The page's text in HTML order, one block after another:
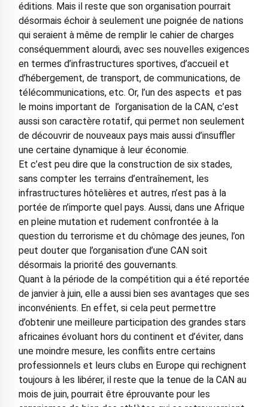
éditions. Mais il reste que son organisation pourrait
désormais échoir à seulement une poignée de nations
qui seraient à même de remplir le cahier de charges
conséquemment alourdi, avec ses nouvelles exigences
en termes d’infrastructures sportives, d’accueil et
d’hébergement, de transport, de communications, de
télécommunications, etc. Or, l’un des aspects et pas
le moins important de l’organisation de la CAN, c’est
aussi son caractère rotatif, qui permet non seulement
de découvrir de nouveaux pays mais aussi d’insuffler
une certaine dynamique à leur économie.
Et c’est peu dire que la construction de six stades,
sans compter les terrains d’entraînement, les
infrastructures hôtelières et autres, n’est pas à la
portée de n’importe quel pays. Aussi, dans une Afrique
en pleine mutation et rudement confrontée à la
question du terrorisme et du chômage des jeunes, l’on
peut douter que l’organisation d’une CAN soit
désormais la priorité des gouvernants.
Quant à la période de la compétition qui a été reportée
de janvier à juin, elle a aussi bien ses avantages que ses
inconvénients. En effet, si cela peut permettre
d’obtenir une meilleure participation des grandes stars
africaines évoluant hors du continent et d’éviter, dans
une moindre mesure, les conflits entre certains
professionnels et leurs clubs en Europe qui rechignent
toujours à les libérer, il reste que la tenue de la CAN au
mois de juin, pourrait être éprouvante pour les